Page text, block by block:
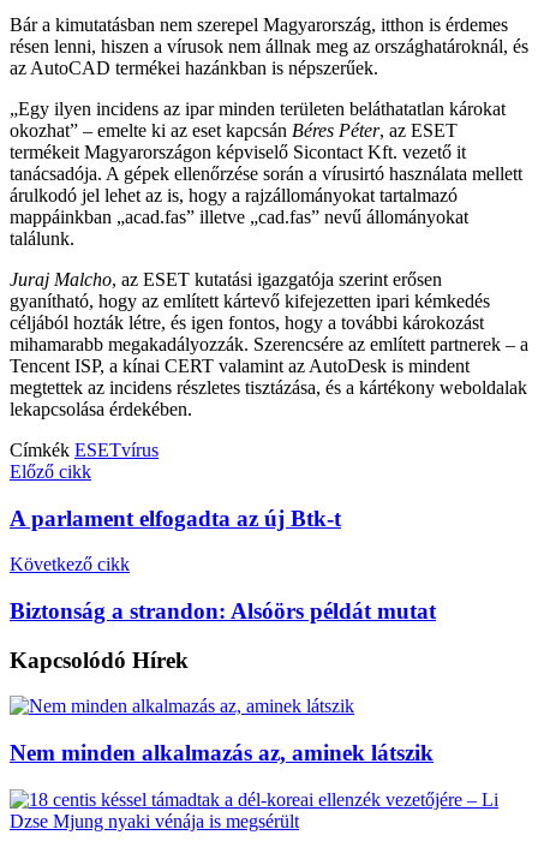
Bár a kimutatásban nem szerepel Magyarország, itthon is érdemes
résen lenni, hiszen a vírusok nem állnak meg az országhatároknál, és
az AutoCAD termékei hazánkban is népszerűek.
„Egy ilyen incidens az ipar minden területen beláthatatlan károkat
okozhat” – emelte ki az eset kapcsán Béres Péter, az ESET
termékeit Magyarországon képviselő Sicontact Kft. vezető it
tanácsadója. A gépek ellenőrzése során a vírusirtó használata mellett
árulkodó jel lehet az is, hogy a rajzállományokat tartalmazó
mappáinkban „acad.fas” illetve „cad.fas” nevű állományokat
találunk.
Juraj Malcho, az ESET kutatási igazgatója szerint erősen
gyanítható, hogy az említett kártevő kifejezetten ipari kémkedés
céljából hozták létre, és igen fontos, hogy a további károkozást
mihamarabb megakadályozzák. Szerencsére az említett partnerek – a
Tencent ISP, a kínai CERT valamint az AutoDesk is mindent
megtettek az incidens részletes tisztázása, és a kártékony weboldalak
lekapcsolása érdekében.
Címkék ESETvírus
Előző cikk
A parlament elfogadta az új Btk-t
Következő cikk
Biztonság a strandon: Alsóörs példát mutat
Kapcsolódó Hírek
Nem minden alkalmazás az, aminek látszik